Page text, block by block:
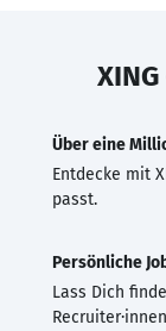
Über eine
Entdecke mit
passt.
Persönliche
Lass Dich